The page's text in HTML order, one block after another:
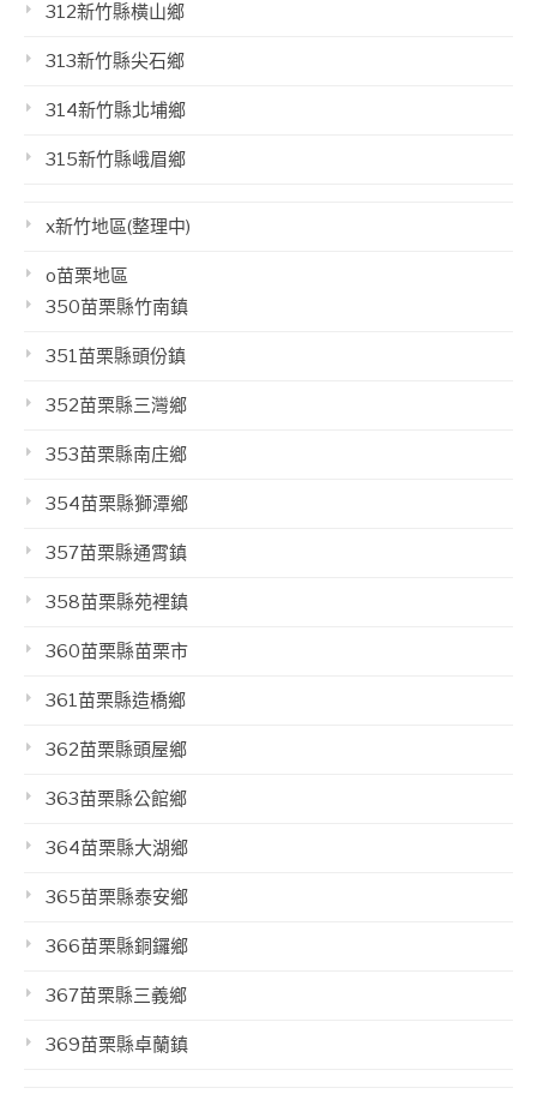
312新竹縣橫山鄉
313新竹縣尖石鄉
314新竹縣北埔鄉
315新竹縣峨眉鄉
x新竹地區(整理中)
o苗栗地區
350苗栗縣竹南鎮
351苗栗縣頭份鎮
352苗栗縣三灣鄉
353苗栗縣南庄鄉
354苗栗縣獅潭鄉
357苗栗縣通霄鎮
358苗栗縣苑裡鎮
360苗栗縣苗栗市
361苗栗縣造橋鄉
362苗栗縣頭屋鄉
363苗栗縣公館鄉
364苗栗縣大湖鄉
365苗栗縣泰安鄉
366苗栗縣銅鑼鄉
367苗栗縣三義鄉
369苗栗縣卓蘭鎮